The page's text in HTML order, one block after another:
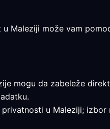
Maleziji može vam
mogu da zabeleže
u Maleziji;